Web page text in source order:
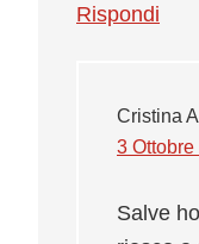
Rispondi
Cristina
3
Salve